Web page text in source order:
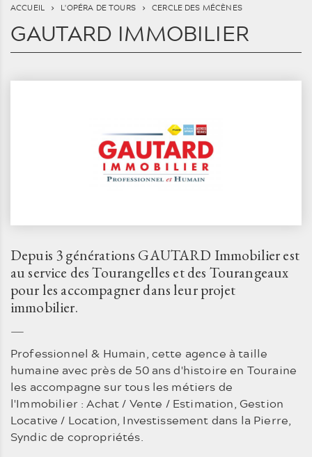
ACCUEIL L'OPÉRA DE TOURS CERCLE DES MÉCÈNES
GAUTARD IMMOBILIER
Depuis 3 générations GAUTARD Immobilier est
au service des Tourangelles et des Tourangeaux
pour les accompagner dans leur projet
immobilier.
Professionnel & Humain, cette agence à taille
humaine avec près de 50 ans d'histoire en Touraine
les accompagne sur tous les métiers de
l'Immobilier : Achat / Vente / Estimation, Gestion
Locative / Location, Investissement dans la Pierre,
Syndic de copropriétés.